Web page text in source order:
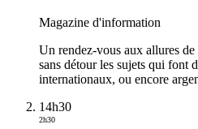
Magazine d'information
Un rendez-vous aux allures
sans détour les sujets qui font
internationaux, ou encore
14h30
2h30